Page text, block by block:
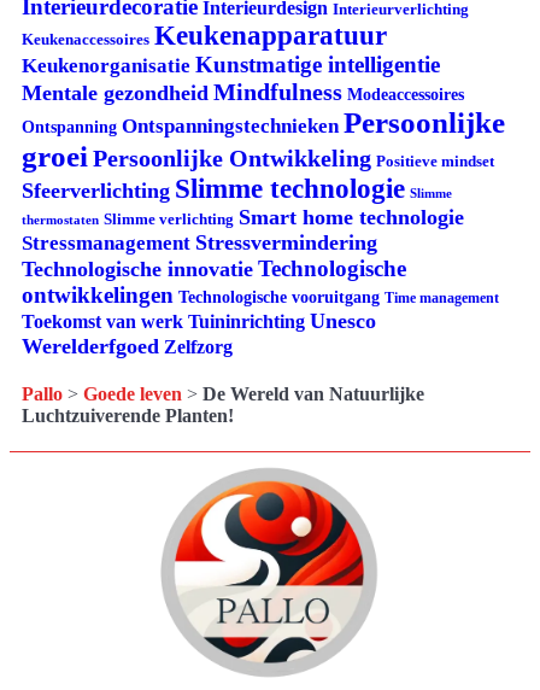
Interieurdecoratie Interieurdesign Interieurverlichting
Keukenaccessoires Keukenapparatuur
Keukenorganisatie Kunstmatige intelligentie
Mentale gezondheid Mindfulness Modeaccessoires
Ontspanning Ontspanningstechnieken Persoonlijke
groeiPersoonlijke Ontwikkeling Positieve mindset
Sfeerverlichting Slimme technologie Slimme
thermostaten Slimme verlichting Smart home technologie
Stressmanagement Stressvermindering
Technologische innovatie Technologische
ontwikkelingen Technologische vooruitgang Time management
Toekomst van werk Tuininrichting Unesco
Werelderfgoed Zelfzorg
Pallo > Goede leven > De Wereld van Natuurlijke
Luchtzuiverende Planten!